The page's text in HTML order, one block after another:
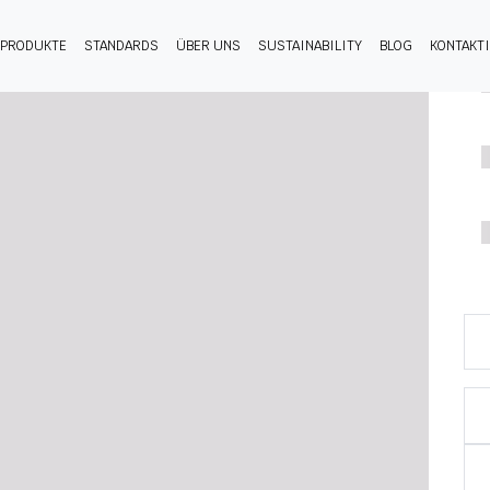
PRODUKTE STANDARDS ÜBER UNS SUSTAINABILITY BLOG